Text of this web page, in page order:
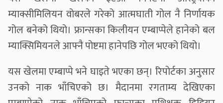
म्याक्सीमिलियन वोबरले गरेको आत्मघाती गोल नै निर्णायक
गोल बनेको थियो। फ्रान्सका किलीयन एम्बाप्पेले हानेको बल
म्याक्सिमियनले आफ्नै पोष्टमा हानेपछि गोल भएको थियो।
यस खेलमा एम्बाप्पे भने घाइते भएका छन्। रिपोर्टका अनुसार
उनको नाक भाँचिएको छ। मैदानमा रगताम्य देखिएका